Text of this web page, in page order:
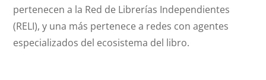
pertenecen a la Red de Librerías Independientes
(RELI), y una más pertenece a redes con agentes
especializados del ecosistema del libro.